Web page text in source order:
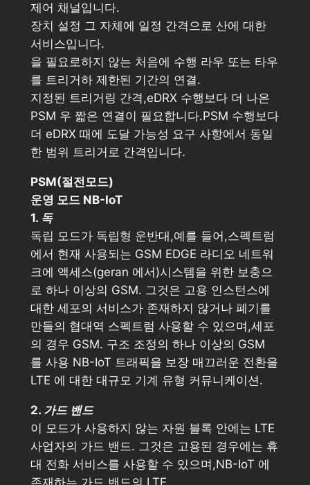
제어 채널입니다.
장치 설정 그 자체에 일정 간격으로 산에 대한
서비스입니다.
을 필요로하지 않는 처음에 수행 라우 또는 타우
를 트리거하 제한된 기간의 연결.
지정된 트리거링 간격,eDRX 수행보다 더 나은
PSM 우 짧은 연결이 필요합니다.PSM 수행보다
더 eDRX 때에 도달 가능성 요구 사항에서 동일
한 범위 트리거로 간격입니다.
PSM(절전모드)
운영 모드 NB-IoT
1. 독
독립 모드가 독립형 운반대,예를 들어,스펙트럼
에서 현재 사용되는 GSM EDGE 라디오 네트워
크에 액세스(geran 에서)시스템을 위한 보충으
로 하나 이상의 GSM. 그것은 고용 인스턴스에
대한 세포의 서비스가 존재하지 않거나 폐기를
만들의 협대역 스펙트럼 사용할 수 있으며,세포
의 경우 GSM. 구조 조정의 하나 이상의 GSM
를 사용 NB-IoT 트래픽을 보장 매끄러운 전환을
LTE 에 대한 대규모 기계 유형 커뮤니케이션.
2. 가드 밴드
이 모드가 사용하지 않는 자원 블록 안에는 LTE
사업자의 가드 밴드. 그것은 고용된 경우에는 휴
대 전화 서비스를 사용할 수 있으며,NB-IoT 에
존재하는 가드 밴드의 LTE.